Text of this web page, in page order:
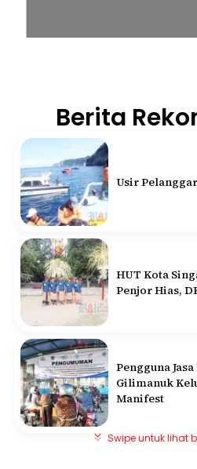
Berita
Usir
HUT Kota
Penjor Hias,
Pengguna
Gilimanuk
Manifest
Swipe untuk lihat